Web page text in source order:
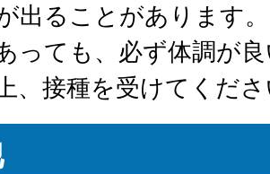
出ることがあります
っても、必ず体調が
、接種を受けてくだ